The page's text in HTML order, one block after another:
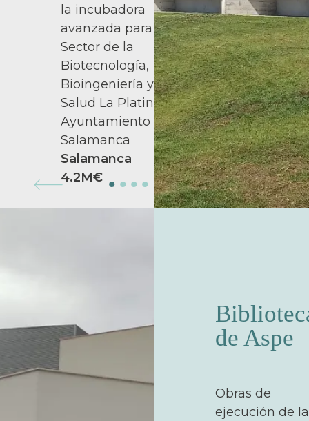
la incubadora
avanzada para el
Sector de la
Biotecnología,
Bioingeniería y
Salud La Platina.
Ayuntamiento de
Salamanca
Salamanca
4.2M€
de Aspe
Obras de
ejecución de la